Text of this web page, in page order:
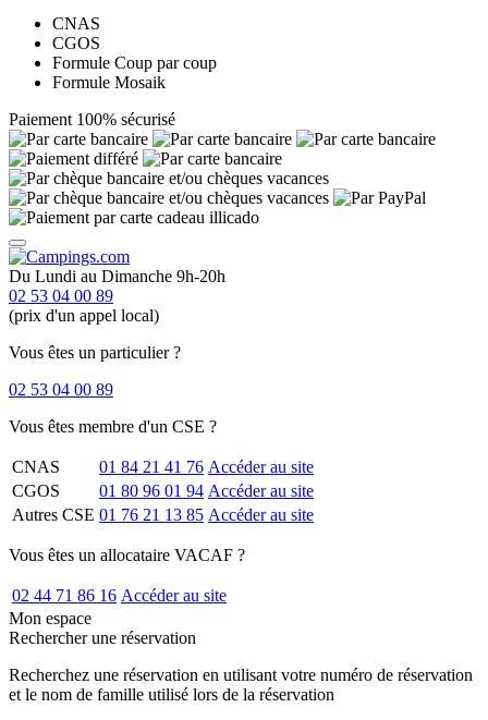
CNAS
CGOS
Formule Coup par coup
Formule Mosaik
Paiement 100% sécurisé
Du Lundi au Dimanche 9h-20h
02 53 04 00 89
(prix d'un appel local)
Vous êtes un particulier ?
02 53 04 00 89
Vous êtes membre d'un CSE ?
CNAS 01 84 21 41 76 Accéder au site
CGOS
01 80 96 01 94 Accéder au site
Autres CSE 01 76 21 13 85 Accéder au site
Vous êtes un allocataire VACAF ?
02 44 71 86 16 Accéder au site
Mon espace
Rechercher une réservation
Recherchez une réservation en utilisant votre numéro de réservation
et le nom de famille utilisé lors de la réservation